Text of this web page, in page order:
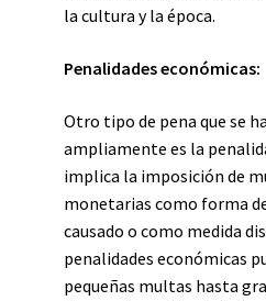
la cultura y la época.
Penalidades económicas:
Otro tipo de pena que se
ampliamente es la
implica la imposición de
monetarias como forma
causado o como medida
penalidades económicas
pequeñas multas hasta